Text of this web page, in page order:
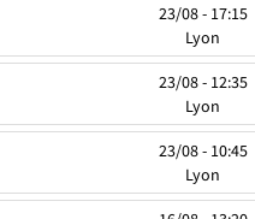
23/08 - 17:15
Lyon
23/08 - 12:35
Lyon
23/08 - 10:45
Lyon